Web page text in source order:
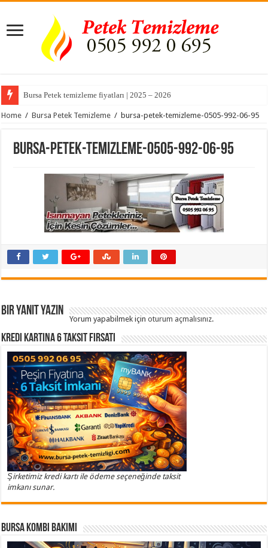
Bursa Petek temizleme fiyatları | 2025 – 2026
Home / Bursa Petek Temizleme / bursa-petek-temizleme-0505-992-06-95
bursa-petek-temizleme-0505-992-06-95
Bir yanıt yazın
Yorum yapabilmek içinoturum açmalısınız.
Kredi Kartına 6 Taksit Fırsatı
Şirketimiz kredi kartı ile ödeme seçeneğinde taksit
imkanı sunar.
Bursa Kombi Bakımı